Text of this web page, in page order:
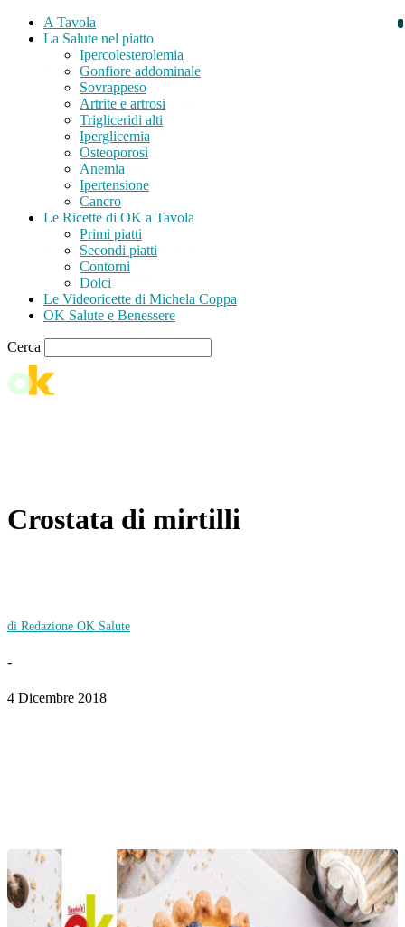
A Tavola
La Salute nel piatto
Ipercolesterolemia
Gonfiore addominale
Sovrappeso
Artrite e artrosi
Trigliceridi alti
Iperglicemia
Osteoporosi
Anemia
Ipertensione
Cancro
Le Ricette di OK a Tavola
Primi piatti
Secondi piatti
Contorni
Dolci
Le Videoricette di Michela Coppa
OK Salute e Benessere
Cerca
Crostata di mirtilli
di Redazione OK Salute
-
4 Dicembre 2018